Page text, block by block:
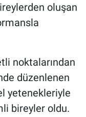
oluşan
noktalarından
düzenlenen
yetenekleriyle
bireyler oldu.